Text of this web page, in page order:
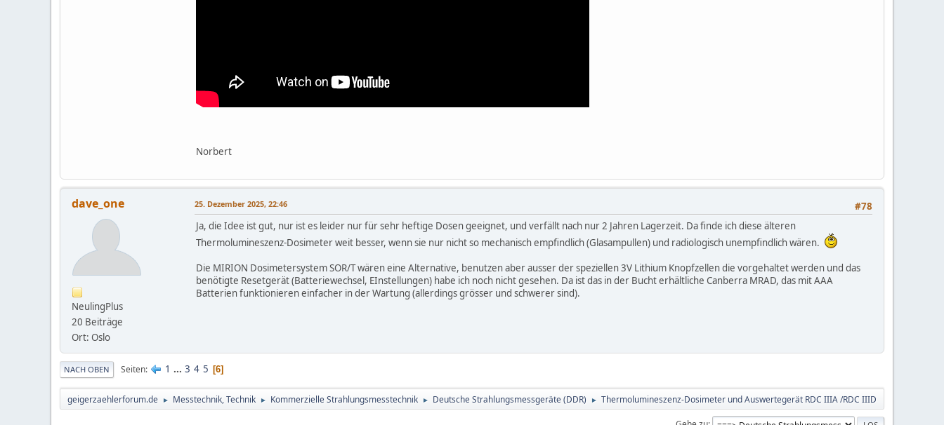
Norbert
dave_one
NeulingPlus
20 Beiträge
Ort: Oslo
#78
25. Dezember 2025, 22:46
Ja, die Idee ist gut, nur ist es leider nur für sehr heftige Dosen geeignet, und verfällt nach nur 2 Jahren Lagerzeit. Da finde ich diese älteren
Thermolumineszenz-Dosimeter weit besser, wenn sie nur nicht so mechanisch empfindlich (Glasampullen) und radiologisch unempfindlich wären.
Die MIRION Dosimetersystem SOR/T wären eine Alternative, benutzen aber ausser der speziellen 3V Lithium Knopfzellen die vorgehaltet werden und das
benötigte Resetgerät (Batteriewechsel, EInstellungen) habe ich noch nicht gesehen. Da ist das in der Bucht erhältliche Canberra MRAD, das mit AAA
Batterien funktionieren einfacher in der Wartung (allerdings grösser und schwerer sind).
NACH OBEN Seiten 1 ... 3 4 5 6
geigerzaehlerforum.de ► Messtechnik, Technik ► Kommerzielle Strahlungsmesstechnik ► Deutsche Strahlungsmessgeräte (DDR) ► Thermolumineszenz-Dosimeter und Auswertegerät RDC IIIA /RDC IIID